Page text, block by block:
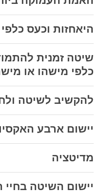
היאחזות וכעס
שיטה זמנית
כלפי מישהו או
להקשיב לשיטה
יישום ארבע
מדיטציה
יישום השיטה בחיי